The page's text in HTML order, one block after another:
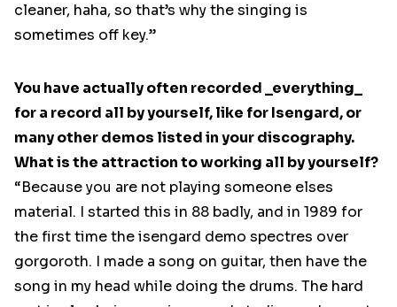
cleaner, haha, so that’s why the singing is
sometimes off key.”
You have actually often recorded _everything_
for a record all by yourself, like for Isengard, or
many other demos listed in your discography.
What is the attraction to working all by yourself?
“Because you are not playing someone elses
material. I started this in 88 badly, and in 1989 for
the first time the isengard demo spectres over
gorgoroth. I made a song on guitar, then have the
song in my head while doing the drums. The hard